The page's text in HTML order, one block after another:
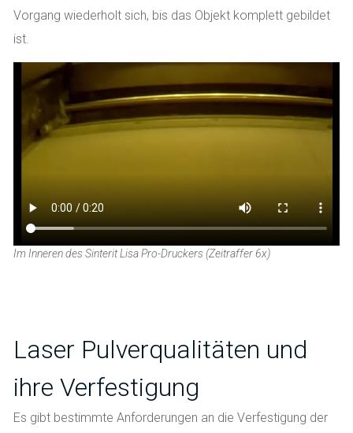
Vorgang wiederholt sich, bis das Objekt komplett gebildet
ist.
Im Inneren des Sinterit Lisa Pro-Druckers (Zeitraffer 6x)
Laser Pulverqualitäten und
ihre Verfestigung
Es gibt bestimmte Anforderungen an die Verfestigung der